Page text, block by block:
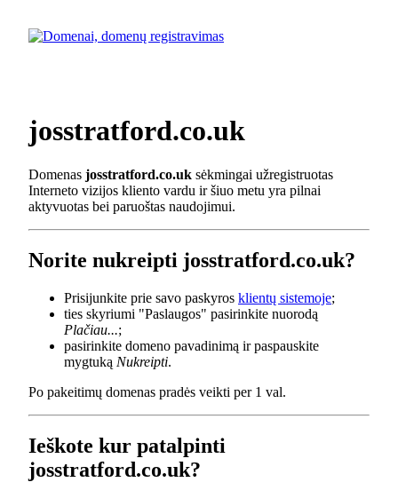
josstratford.co.uk
Domenas josstratford.co.uk sėkmingai užregistruotas
Interneto vizijos kliento vardu ir šiuo metu yra pilnai
aktyvuotas bei paruoštas naudojimui.
Norite nukreipti josstratford.co.uk?
Prisijunkite prie savo paskyros klientų sistemoje;
ties skyriumi "Paslaugos" pasirinkite nuorodą
Plačiau...;
pasirinkite domeno pavadinimą ir paspauskite
mygtuką Nukreipti.
Po pakeitimų domenas pradės veikti per 1 val.
Ieškote kur patalpinti
josstratford.co.uk?